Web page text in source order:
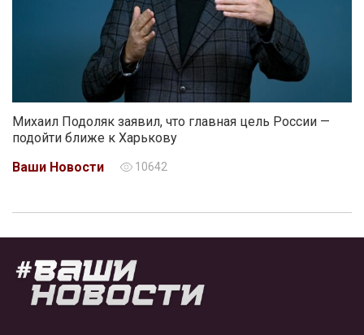
Михаил Подоляк заявил, что главная цель России —
подойти ближе к Харькову
Ваши Новости
10642